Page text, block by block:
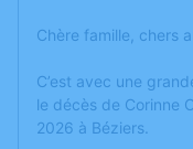
Chère famille, chers
C’est avec une
le décès de Corinne
2026 à Béziers.